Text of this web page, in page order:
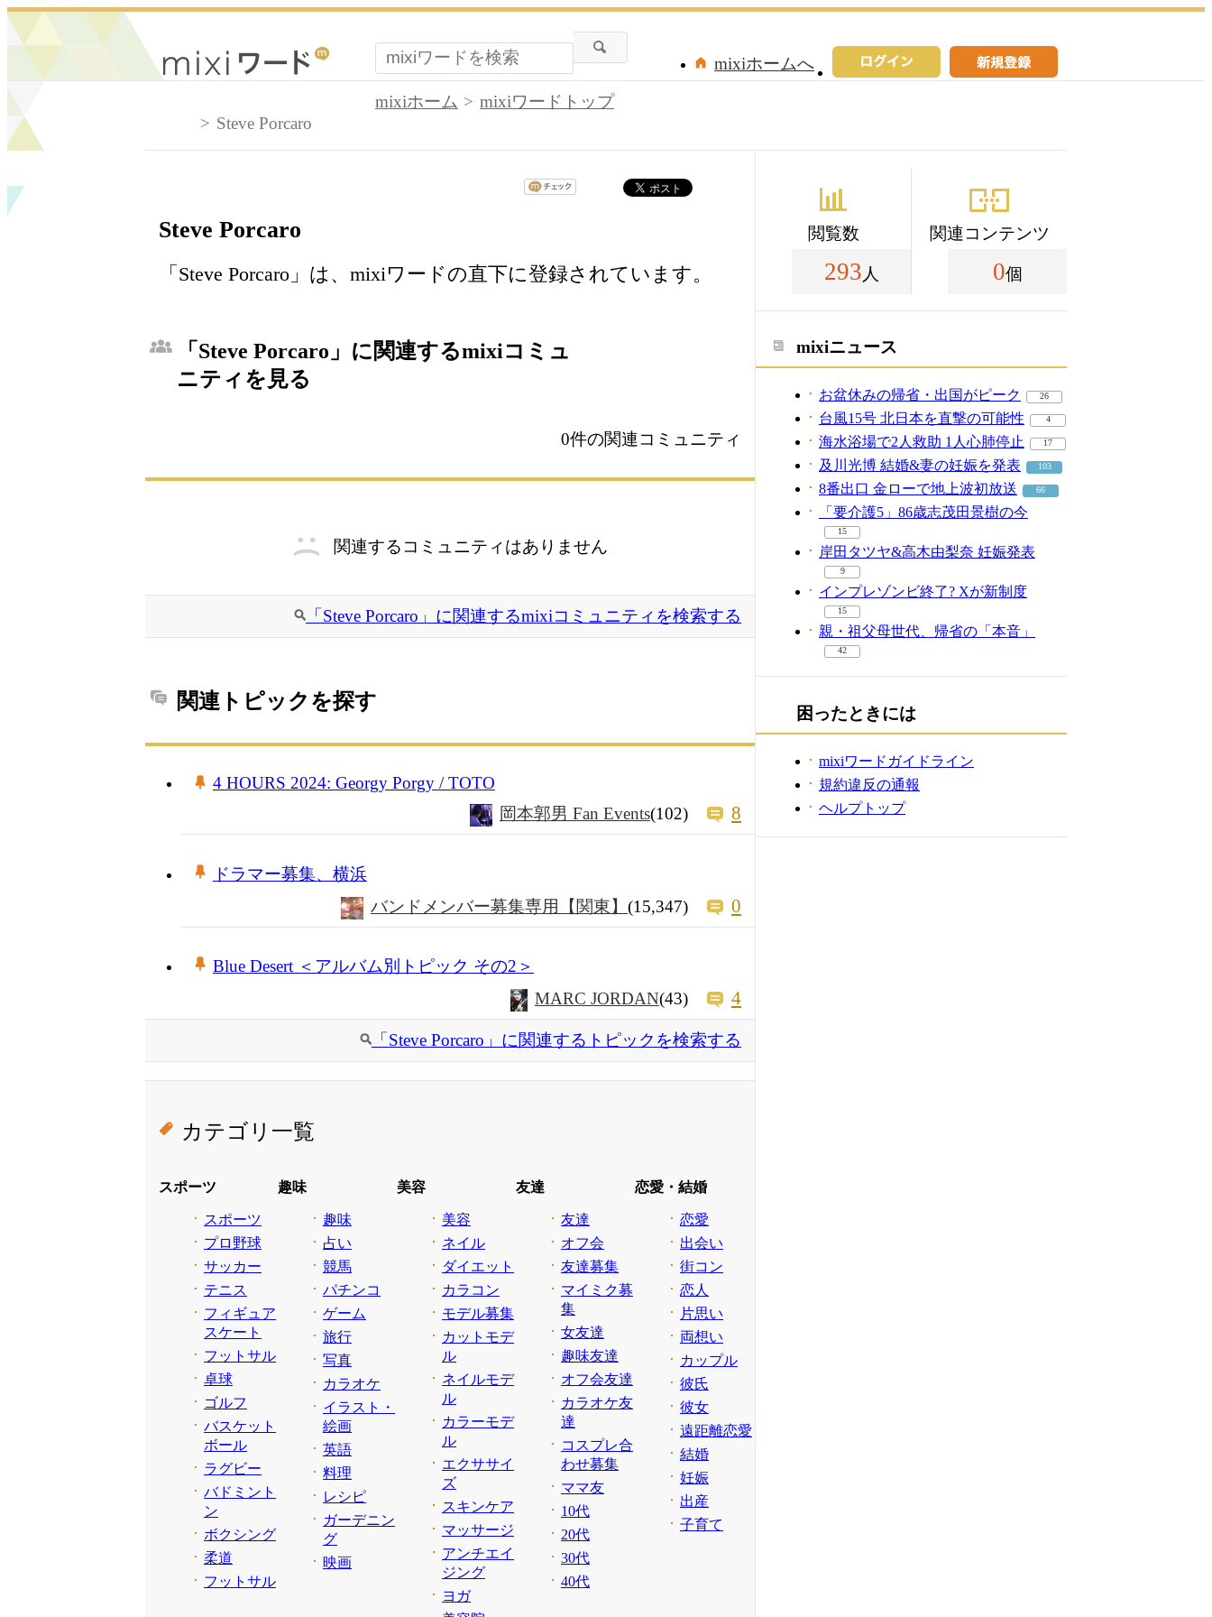
mixiホームへ
mixiホーム
mixiワードトップ
Steve Porcaro
Steve Porcaro
「Steve Porcaro」は、mixiワードの直下に登録されています。
「Steve Porcaro」に関連するmixiコミュ
ニティを見る
0件の関連コミュニティ
関連するコミュニティはありません
「Steve Porcaro」に関連するmixiコミュニティを検索する
関連トピックを探す
4 HOURS 2024: Georgy Porgy / TOTO
岡本郭男 Fan Events(102) 8
ドラマー募集、横浜
バンドメンバー募集専用【関東】 (15,347) 0
Blue Desert ＜アルバム別トピック その2＞
MARC JORDAN(43) 4
「Steve Porcaro」に関連するトピックを検索する
カテゴリ一覧
スポーツ
スポーツ
プロ野球
サッカー
テニス
フィギュア
スケート
フットサル
卓球
ゴルフ
バスケット
ボール
ラグビー
バドミント
ン
ボクシング
柔道
フットサル
趣味
趣味
占い
競馬
パチンコ
ゲーム
旅行
写真
カラオケ
イラスト・
絵画
英語
料理
レシピ
ガーデニン
グ
映画
美容
美容
ネイル
ダイエット
カラコン
モデル募集
カットモデ
ル
ネイルモデ
ル
カラーモデ
ル
エクササイ
ズ
スキンケア
マッサージ
アンチエイ
ジング
ヨガ
友達
友達
オフ会
友達募集
マイミク募
集
女友達
趣味友達
オフ会友達
カラオケ友
達
コスプレ合
わせ募集
ママ友
10代
20代
30代
40代
恋愛・結婚
恋愛
出会い
街コン
恋人
片思い
両想い
カップル
彼氏
彼女
遠距離恋愛
結婚
妊娠
出産
子育て
閲覧数
293 人
関連コンテンツ
0個
mixiニュース
お盆休みの帰省・出国がピーク 26
台風15号 北日本を直撃の可能性 4
海水浴場で2人救助 1人心肺停止 17
及川光博 結婚&妻の妊娠を発表 103
8番出口 金ローで地上波初放送 66
「要介護5」86歳志茂田景樹の今
15
岸田タツヤ&高木由梨奈 妊娠発表
9
インプレゾンビ終了? Xが新制度
15
親・祖父母世代、帰省の「本音」
42
困ったときには
mixiワードガイドライン
規約違反の通報
ヘルプトップ